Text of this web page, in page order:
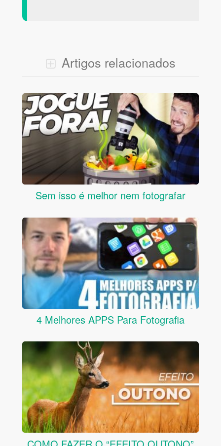
Artigos relacionados
Sem isso é melhor nem fotografar
4 Melhores APPS Para Fotografia